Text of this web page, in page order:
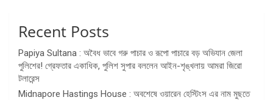
Recent Posts
Papiya Sultana : অবৈধ ভাবে গরু পাচার ও রূপো পাচারে বড় অভিযান জেলা
পুলিশের! গ্রেফতার একাধিক, পুলিশ সুপার বললেন আইন-শৃঙ্খলায় আমরা জিরো
টলারেন্স
Midnapore Hastings House : অবশেষে ওয়ারেন হেস্টিংস এর নাম মুছতে